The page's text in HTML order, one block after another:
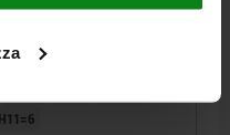
RAL 7021